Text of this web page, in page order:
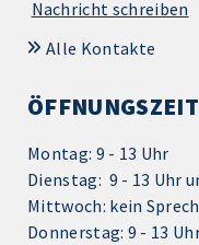
Nachricht schreiben
Alle Kontakte
Montag: 9 - 13 Uhr
Dienstag: 9 - 13 Uhr
Mittwoch: kein
Donnerstag: 9 - 13